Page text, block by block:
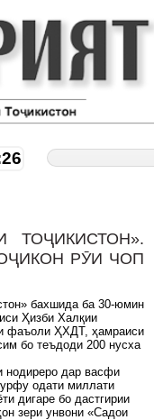
РӮИ ЧОП
бахшида ба 30-юмин
Ҳизби Халқии
фаъоли ҲХДТ, ҳамраиси
бо теъдоди 200 нусха
нодиреро дар васфи
урфу одати миллати
дигаре бо дастгирии
зери унвони «Садои